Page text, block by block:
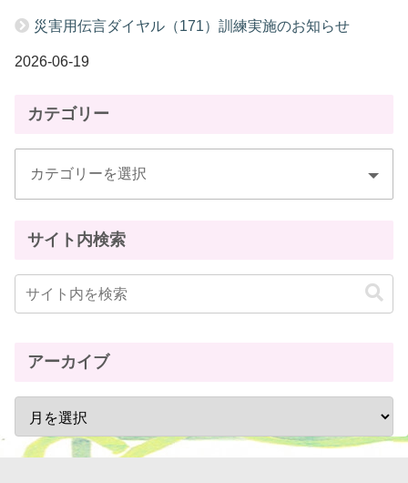
災害用伝言ダイヤル（171）訓練実施のお知らせ
2026-06-19
カテゴリー
サイト内検索
アーカイブ